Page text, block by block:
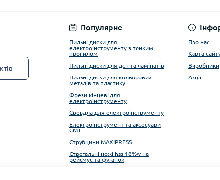
Популярне
Пильні диски для
електроінструменту з тонким
пропилом
Пильні диски для дсп та ламінатів
Пильні диски для кольорових
металів та пластику
Фрези кінцеві для
електроінструменту
Свердла для електроінструменту
Електроінструмент та аксесуари
CMT
Струбцини MAXIPRESS
Строгальні ножі hss 18%w на
рейсмус та фуганок
Про нас
Карта
Виробники
Акції